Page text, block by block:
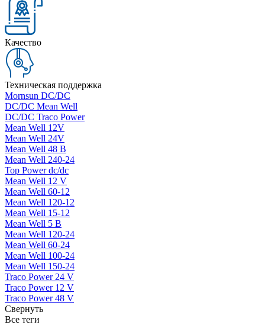
Качество
Техническая поддержка
Mornsun DC/DC
DC/DC Mean Well
DC/DC Traco Power
Mean Well 12V
Mean Well 24V
Mean Well 48 В
Mean Well 240-24
Top Power dc/dc
Mean Well 12 V
Mean Well 60-12
Mean Well 120-12
Mean Well 15-12
Mean Well 5 В
Mean Well 120-24
Mean Well 60-24
Mean Well 100-24
Mean Well 150-24
Traco Power 24 V
Traco Power 12 V
Traco Power 48 V
Свернуть
Все теги